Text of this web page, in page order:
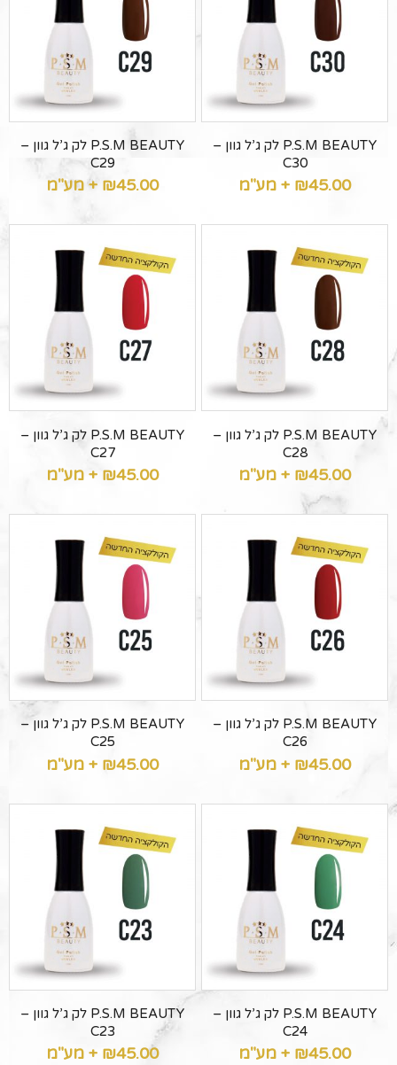
P.S.M BEAUTY לק ג’ל גוון –
C30
₪45.00 + מע"מ
P.S.M BEAUTY לק ג’ל גוון –
C29
₪45.00 + מע"מ
P.S.M BEAUTY לק ג’ל גוון –
C28
₪45.00 + מע"מ
P.S.M BEAUTY לק ג’ל גוון –
C27
₪45.00 + מע"מ
P.S.M BEAUTY לק ג’ל גוון –
C26
₪45.00 + מע"מ
P.S.M BEAUTY לק ג’ל גוון –
C25
₪45.00 + מע"מ
P.S.M BEAUTY לק ג’ל גוון –
C24
₪45.00 + מע"מ
P.S.M BEAUTY לק ג’ל גוון –
C23
₪45.00 + מע"מ